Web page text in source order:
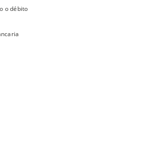
o débito